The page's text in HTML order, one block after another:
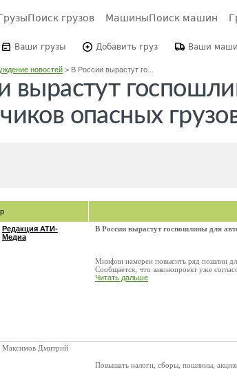
Поиск грузов МашиныПоиск машин
Ваши грузы Добавить груз Ваши
новостей > В России вырастут го...
вырастут
опасных
Редакция АТИ-
Медиа
В России вырастут госпошлины для
Минфин намерен повысить ряд пошлин
Сообщается, что законопроект уже
Читать дальше
Максимов Дмитрий
Повышать налоги, сборы, пошлины,